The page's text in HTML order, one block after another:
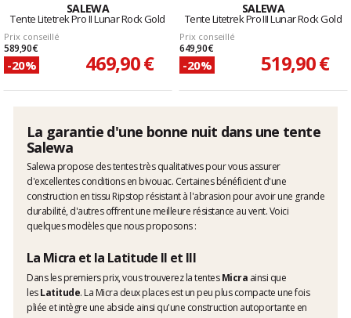
SALEWA
Tente Litetrek Pro II Lunar Rock Gold
Prix conseillé
589,90 €
-20% 469,90 €
SALEWA
Tente Litetrek Pro III Lunar Rock Gold
Prix conseillé
649,90 €
-20% 519,90 €
La garantie d'une bonne nuit dans une tente
Salewa
Salewa propose des tentes très qualitatives pour vous assurer
d'excellentes conditions en bivouac. Certaines bénéficient d'une
construction en tissu Ripstop résistant à l'abrasion pour avoir une grande
durabilité, d'autres offrent une meilleure résistance au vent. Voici
quelques modèles que nous proposons :
La Micra et la Latitude II et III
Dans les premiers prix, vous trouverez la tentesMicra ainsi que
lesLatitude. La Micra deux places est un peu plus compacte une fois
pliée et intègre une abside ainsi qu'une construction autoportante en